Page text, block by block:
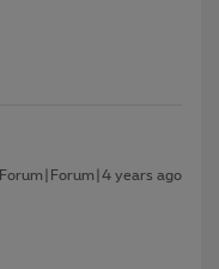
Forum|Forum|4 years ago